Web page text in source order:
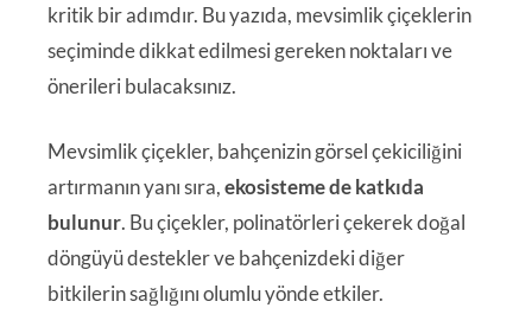
kritik bir adımdır. Bu yazıda, mevsimlik çiçeklerin
seçiminde dikkat edilmesi gereken noktaları ve
önerileri bulacaksınız.
Mevsimlik çiçekler, bahçenizin görsel çekiciliğini
artırmanın yanı sıra,ekosisteme de katkıda
bulunur. Bu çiçekler, polinatörleri çekerek doğal
döngüyü destekler ve bahçenizdeki diğer
bitkilerin sağlığını olumlu yönde etkiler.